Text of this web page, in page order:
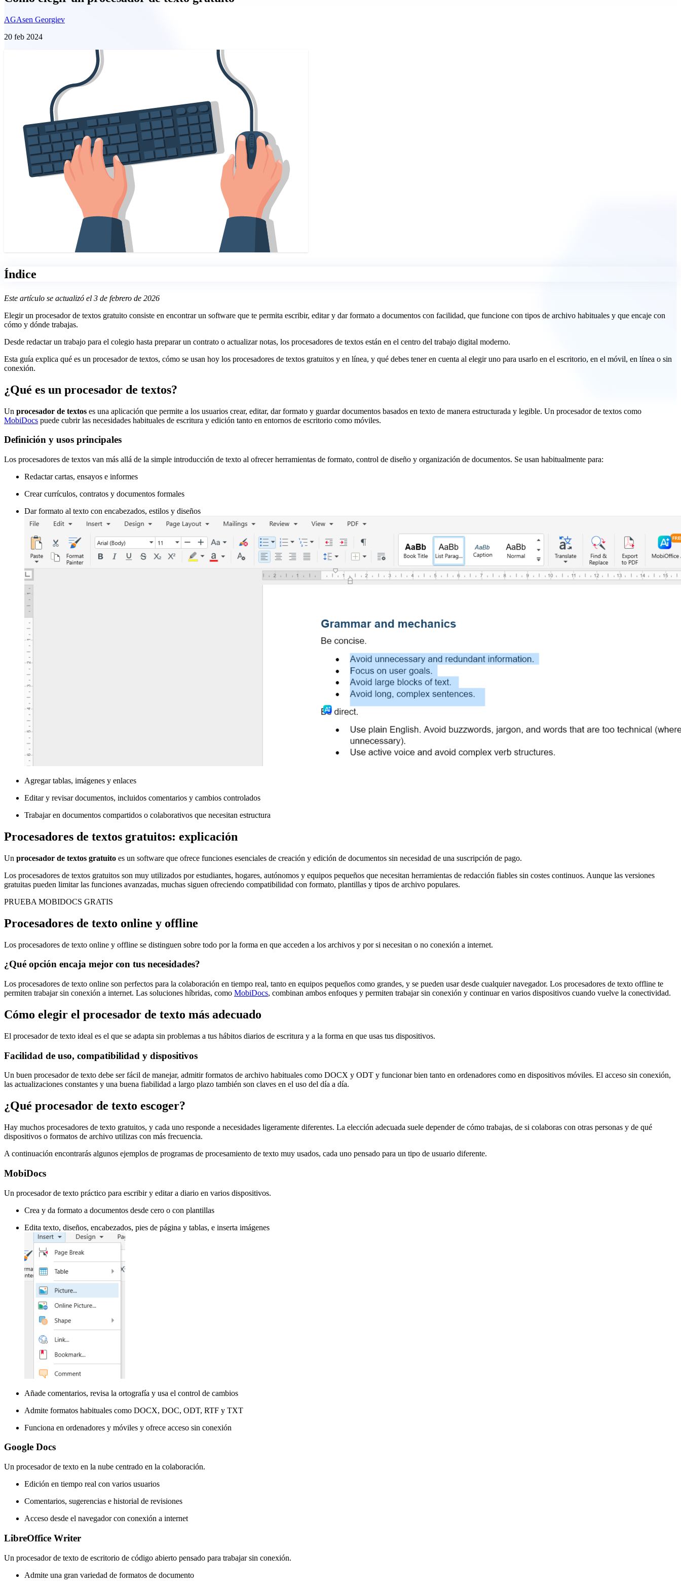
AGAsen Georgiev
20 feb 2024
Índice
Este artículo se actualizó el 3 de febrero de 2026
Elegir un procesador de textos gratuito consiste en encontrar un software que te permita escribir, editar y dar formato a documentos con facilidad, que funcione con tipos de archivo habituales y que encaje con
cómo y dónde trabajas.
Desde redactar un trabajo para el colegio hasta preparar un contrato o actualizar notas, los procesadores de textos están en el centro del trabajo digital moderno.
Esta guía explica qué es un procesador de textos, cómo se usan hoy los procesadores de textos gratuitos y en línea, y qué debes tener en cuenta al elegir uno para usarlo en el escritorio, en el móvil, en línea o sin
conexión.
¿Qué es un procesador de textos?
Un procesador de textos es una aplicación que permite a los usuarios crear, editar, dar formato y guardar documentos basados en texto de manera estructurada y legible. Un procesador de textos como
MobiDocs puede cubrir las necesidades habituales de escritura y edición tanto en entornos de escritorio como móviles.
Definición y usos principales
Los procesadores de textos van más allá de la simple introducción de texto al ofrecer herramientas de formato, control de diseño y organización de documentos. Se usan habitualmente para:
Redactar cartas, ensayos e informes
Crear currículos, contratos y documentos formales
Dar formato al texto con encabezados, estilos y diseños
Agregar tablas, imágenes y enlaces
Editar y revisar documentos, incluidos comentarios y cambios controlados
Trabajar en documentos compartidos o colaborativos que necesitan estructura
Procesadores de textos gratuitos: explicación
Un procesador de textos gratuito es un software que ofrece funciones esenciales de creación y edición de documentos sin necesidad de una suscripción de pago.
Los procesadores de textos gratuitos son muy utilizados por estudiantes, hogares, autónomos y equipos pequeños que necesitan herramientas de redacción fiables sin costes continuos. Aunque las versiones
gratuitas pueden limitar las funciones avanzadas, muchas siguen ofreciendo compatibilidad con formato, plantillas y tipos de archivo populares.
PRUEBA MOBIDOCS GRATIS
Procesadores de texto online y offline
Los procesadores de texto online y offline se distinguen sobre todo por la forma en que acceden a los archivos y por si necesitan o no conexión a internet.
¿Qué opción encaja mejor con tus necesidades?
Los procesadores de texto online son perfectos para la colaboración en tiempo real, tanto en equipos pequeños como grandes, y se pueden usar desde cualquier navegador. Los procesadores de texto offline te
permiten trabajar sin conexión a internet. Las soluciones híbridas, como MobiDocs, combinan ambos enfoques y permiten trabajar sin conexión y continuar en varios dispositivos cuando vuelve la conectividad.
Cómo elegir el procesador de texto más adecuado
El procesador de texto ideal es el que se adapta sin problemas a tus hábitos diarios de escritura y a la forma en que usas tus dispositivos.
Facilidad de uso, compatibilidad y dispositivos
Un buen procesador de texto debe ser fácil de manejar, admitir formatos de archivo habituales como DOCX y ODT y funcionar bien tanto en ordenadores como en dispositivos móviles. El acceso sin conexión,
las actualizaciones constantes y una buena fiabilidad a largo plazo también son claves en el uso del día a día.
¿Qué procesador de texto escoger?
Hay muchos procesadores de texto gratuitos, y cada uno responde a necesidades ligeramente diferentes. La elección adecuada suele depender de cómo trabajas, de si colaboras con otras personas y de qué
dispositivos o formatos de archivo utilizas con más frecuencia.
A continuación encontrarás algunos ejemplos de programas de procesamiento de texto muy usados, cada uno pensado para un tipo de usuario diferente.
MobiDocs
Un procesador de texto práctico para escribir y editar a diario en varios dispositivos.
Crea y da formato a documentos desde cero o con plantillas
Edita texto, diseños, encabezados, pies de página y tablas, e inserta imágenes
Añade comentarios, revisa la ortografía y usa el control de cambios
Admite formatos habituales como DOCX, DOC, ODT, RTF y TXT
Funciona en ordenadores y móviles y ofrece acceso sin conexión
Google Docs
Un procesador de texto en la nube centrado en la colaboración.
Edición en tiempo real con varios usuarios
Comentarios, sugerencias e historial de revisiones
Acceso desde el navegador con conexión a internet
LibreOffice Writer
Un procesador de texto de escritorio de código abierto pensado para trabajar sin conexión.
Admite una gran variedad de formatos de documento